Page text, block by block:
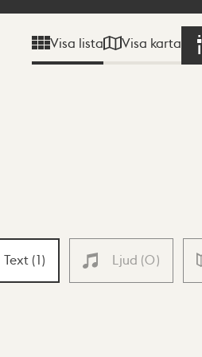
Visa lista Visa karta
Text (1) Ljud (0)